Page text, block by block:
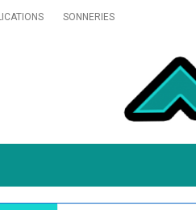
SONNERIES
Pokémon GO : un